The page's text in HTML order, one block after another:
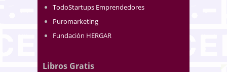
TodoStartups Emprendedores
Puromarketing
Fundación HERGAR
Libros Gratis